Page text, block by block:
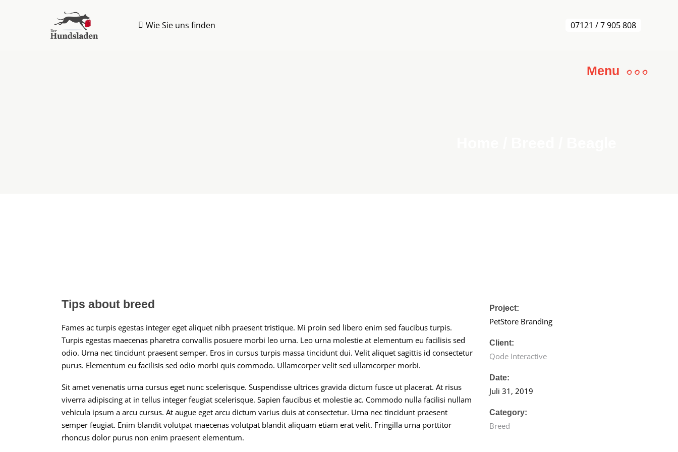
Wie Sie uns finden 07121 / 7 905 808
Menu
Tips about breed
Fames ac turpis egestas integer eget aliquet nibh praesent tristique. Mi proin sed libero enim sed faucibus turpis.
Turpis egestas maecenas pharetra convallis posuere morbi leo urna. Leo urna molestie at elementum eu facilisis sed
odio. Urna nec tincidunt praesent semper. Eros in cursus turpis massa tincidunt dui. Velit aliquet sagittis id consectetur
purus. Elementum eu facilisis sed odio morbi quis commodo. Ullamcorper velit sed ullamcorper morbi.
Sit amet venenatis urna cursus eget nunc scelerisque. Suspendisse ultrices gravida dictum fusce ut placerat. At risus
viverra adipiscing at in tellus integer feugiat scelerisque. Sapien faucibus et molestie ac. Commodo nulla facilisi nullam
vehicula ipsum a arcu cursus. At augue eget arcu dictum varius duis at consectetur. Urna nec tincidunt praesent
semper feugiat. Enim blandit volutpat maecenas volutpat blandit aliquam etiam erat velit. Fringilla urna porttitor
rhoncus dolor purus non enim praesent elementum.
Project:
PetStore Branding
Client:
Qode Interactive
Date:
Juli 31, 2019
Category:
Breed